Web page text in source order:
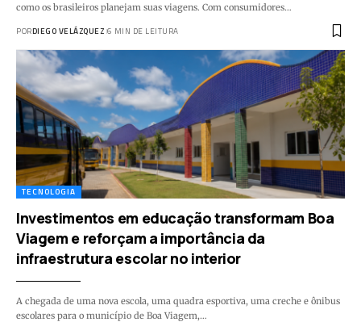
como os brasileiros planejam suas viagens. Com consumidores…
PORDIEGO VELÁZQUEZ 6 MIN DE LEITURA
TECNOLOGIA
Investimentos em educação transformam Boa
Viagem e reforçam a importância da
infraestrutura escolar no interior
A chegada de uma nova escola, uma quadra esportiva, uma creche e ônibus
escolares para o município de Boa Viagem,…